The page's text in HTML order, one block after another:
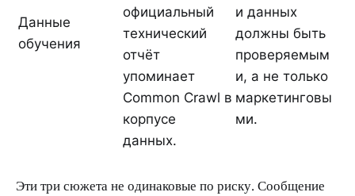
Данные
обучения
официальный
технический
отчёт
упоминает
Common Crawl в
корпусе
данных.
и данных
должны быть
проверяемым
и, а не только
маркетинговы
ми.
Эти три сюжета не одинаковые по риску. Сообщение